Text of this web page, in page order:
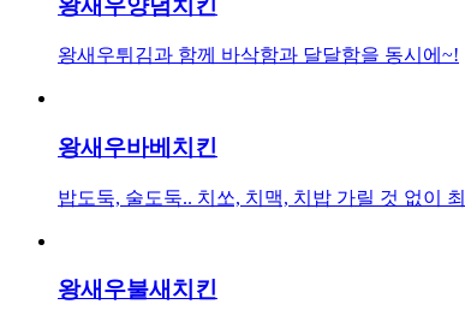
왕새우튀김과 함께 바삭함과 달달함을 동시에~!
왕새우바베치킨
밥도둑, 술도둑.. 치쏘, 치맥, 치밥 가릴 것 없이
왕새우불새치킨